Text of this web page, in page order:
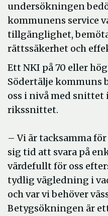
undersökningen
kommunens service
tillgänglighet,
rättssäkerhet och
Ett NKI på 70 eller
Södertälje kommuns
oss i nivå med snittet
rikssnittet.
– Vi är tacksamma
sig tid att svara på
värdefullt för oss
tydlig vägledning i
och var vi behöver
Betygsökningen är